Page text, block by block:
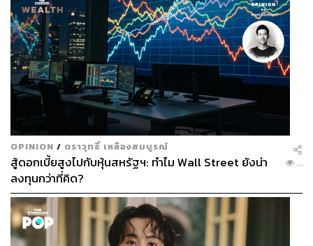
OPINION / ตราวุทธิ์ เหลืองสมบูรณ์
สู้ดอกเบี้ยสูงไปกับหุ้นสหรัฐฯ: ทำไม Wall Street ยังน่า
ลงทุนกว่าที่คิด?
...